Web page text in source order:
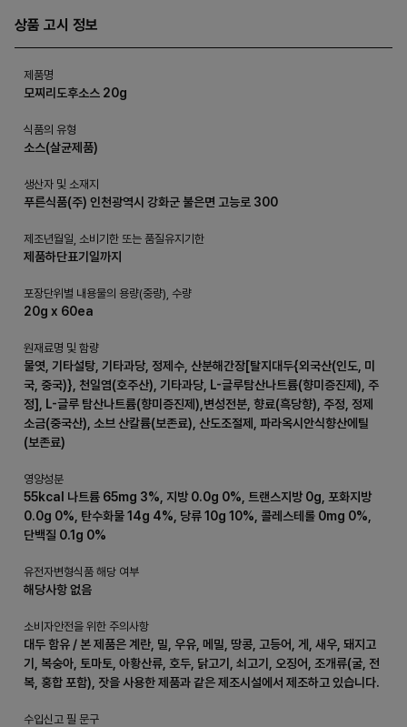
상품 고시 정보
제품명
모찌리도후소스 20g
식품의 유형
소스(살균제품)
생산자 및 소재지
푸른식품(주) 인천광역시 강화군 불은면 고능로 300
제조년월일, 소비기한 또는 품질유지기한
제품하단표기일까지
포장단위별 내용물의 용량(중량), 수량
20g x 60ea
원재료명 및 함량
물엿, 기타설탕, 기타과당, 정제수, 산분해간장[탈지대두{외국산(인도, 미
국, 중국)}, 천일염(호주산), 기타과당, L-글루탐산나트륨(향미증진제), 주
정], L-글루 탐산나트륨(향미증진제),변성전분, 향료(흑당향), 주정, 정제
소금(중국산), 소브 산칼륨(보존료), 산도조절제, 파라옥시안식향산에틸
(보존료)
영양성분
55kcal 나트륨 65mg 3%, 지방 0.0g 0%, 트랜스지방 0g, 포화지방
0.0g 0%, 탄수화물 14g 4%, 당류 10g 10%, 콜레스테롤 0mg 0%,
단백질 0.1g 0%
유전자변형식품 해당 여부
해당사항 없음
소비자안전을 위한 주의사항
대두 함유 / 본 제품은 계란, 밀, 우유, 메밀, 땅콩, 고등어, 게, 새우, 돼지고
기, 복숭아, 토마토, 아황산류, 호두, 닭고기, 쇠고기, 오징어, 조개류(굴, 전
복, 홍합 포함), 잣을 사용한 제품과 같은 제조시설에서 제조하고 있습니다.
수입신고 필 문구